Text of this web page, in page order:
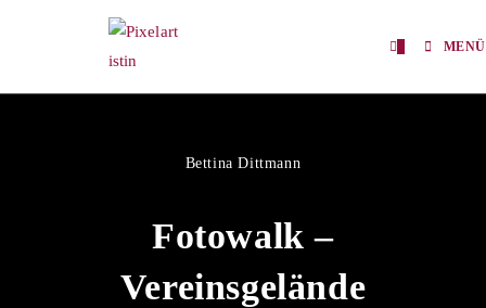
MENÜ
Bettina Dittmann
Fotowalk –
Vereinsgelände